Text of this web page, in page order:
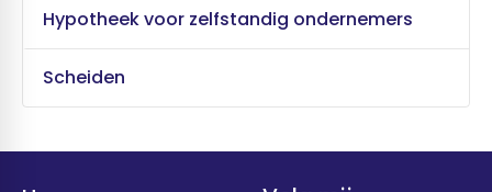
Hypotheek voor zelfstandig ondernemers
Scheiden